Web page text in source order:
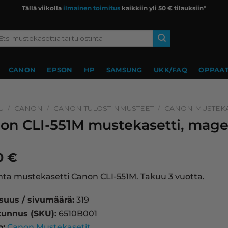
Tällä viikolla ilmainen toimitus kaikkiin yli 50 € tilauksiin*
CANON EPSON HP SAMSUNG UKK/FAQ
/ CANON / CANON TULOSTINMUSTEET / CANON
CLI-551M mustekasetti,
€
mustekasetti Canon CLI-551M. Takuu 3 vuotta.
/ sivumäärä: 319
(SKU): 6510B001